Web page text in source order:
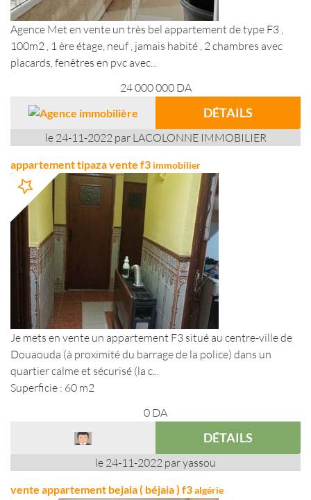
Agence Met en vente un très bel appartement de type F3 ,
100m2 , 1 ère étage, neuf , jamais habité , 2 chambres avec
placards, fenêtres en pvc avec...
24 000 000 DA
DÉTAILS
le 24-11-2022 par LACOLONNE IMMOBILIER
appartement tipaza vente f3 immobilier
Je mets en vente un appartement F3 situé au centre-ville de
Douaouda (à proximité du barrage de la police) dans un
quartier calme et sécurisé (la c...
Superficie : 60 m2
0 DA
DÉTAILS
le 24-11-2022 par yassou
vente appartement bejaia ( béjaia ) f3algérie